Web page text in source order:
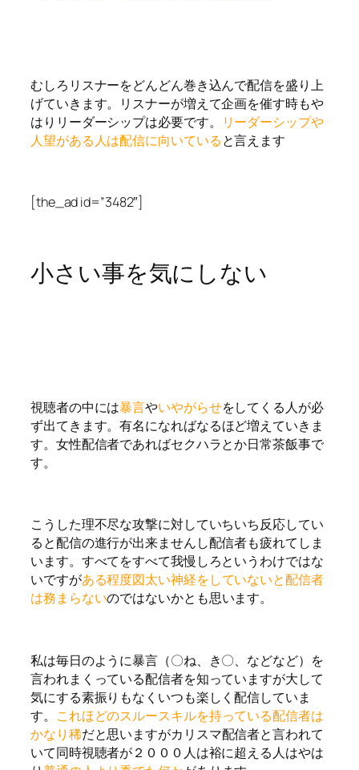
むしろリスナーをどんどん巻き込んで配信を盛り上
げていきます。リスナーが増えて企画を催す時もや
はりリーダーシップは必要です。
リーダーシップや
人望がある人は配信に向いている と言えます
[the_ad id=”3482″]
小さい事を気にしない
視聴者の中には暴言やいやがらせをしてくる人が必
ず出てきます。有名になればなるほど増えていきま
す。女性配信者であればセクハラとか日常茶飯事で
す。
こうした理不尽な攻撃に対していちいち反応してい
ると配信の進行が出来ませんし配信者も疲れてしま
います。すべてをすべて我慢しろというわけではな
いですがある程度図太い神経をしていないと配信者
は務まらないのではないかとも思います。
私は毎日のように暴言（〇ね、き〇、などなど）を
言われまくっている配信者を知っていますが大して
気にする素振りもなくいつも楽しく配信していま
す。
これほどのスルースキルを持っている配信者は
かなり稀だと思いますがカリスマ配信者と言われて
いて同時視聴者が２０００人は裕に超える人はやは